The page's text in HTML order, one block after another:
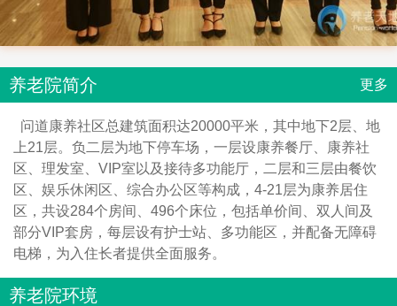
养老院简介 更多
问道康养社区总建筑面积达20000平米，其中地下2层、地
上21层。负二层为地下停车场，一层设康养餐厅、康养社
区、理发室、VIP室以及接待多功能厅，二层和三层由餐饮
区、娱乐休闲区、综合办公区等构成，4-21层为康养居住
区，共设284个房间、496个床位，包括单价间、双人间及
部分VIP套房，每层设有护士站、多功能区，并配备无障碍
电梯，为入住长者提供全面服务。
养老院环境